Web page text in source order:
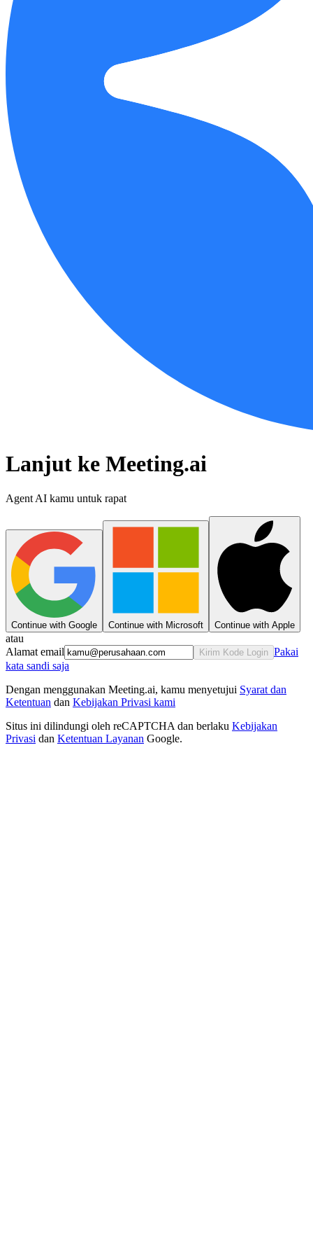
Lanjut ke Meeting.ai
Agent AI kamu untuk rapat
Continue with Google Continue with Microsoft Continue with Apple
atau
Alamat email
Kirim Kode Login Pakai
kata sandi saja
Dengan menggunakan Meeting.ai, kamu menyetujui Syarat dan
Ketentuan dan Kebijakan Privasi kami
Situs ini dilindungi oleh reCAPTCHA dan berlaku Kebijakan
Privasi dan Ketentuan Layanan Google.